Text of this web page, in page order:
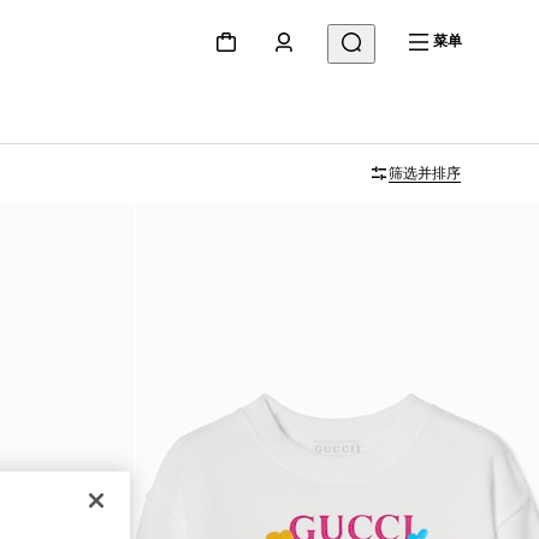
菜单
筛选并排序